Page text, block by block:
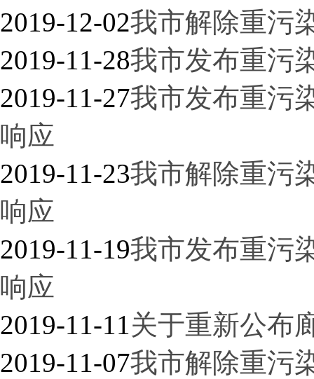
2019-12-02我市解除重污
2019-11-28我市发布重污
2019-11-27我市发布重污
响应
2019-11-23我市解除重污
响应
2019-11-19我市发布重污
响应
2019-11-11关于重新公布
2019-11-07我市解除重污